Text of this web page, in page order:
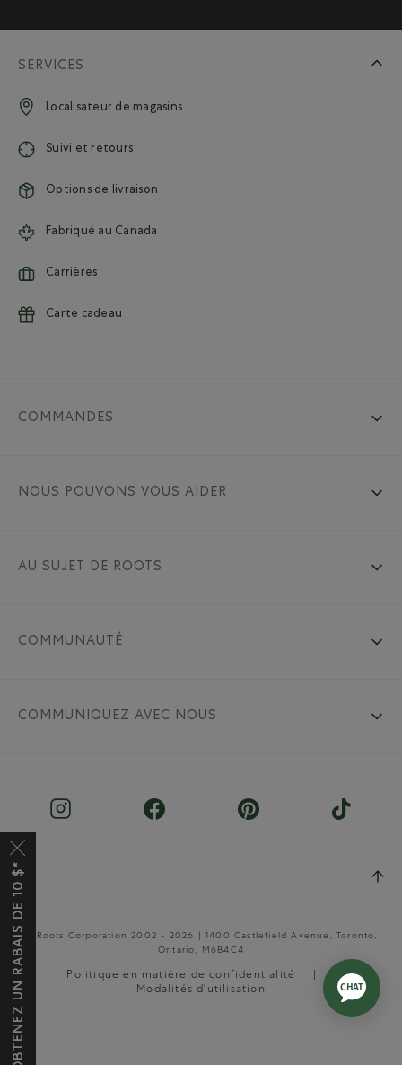
SERVICES
Localisateur de magasins
Suivi et retours
Options de livraison
Fabriqué au Canada
Carrières
Carte cadeau
COMMANDES
NOUS POUVONS VOUS AIDER
AU SUJET DE ROOTS
COMMUNAUTÉ
COMMUNIQUEZ AVEC NOUS
© Roots Corporation 2002 - 2026 | 1400 Castlefield Avenue, Toronto,
Ontario, M6B4C4
Politique en matière de confidentialité
Modalités d'utilisation
OBTENEZ UN RABAIS DE 10 $*